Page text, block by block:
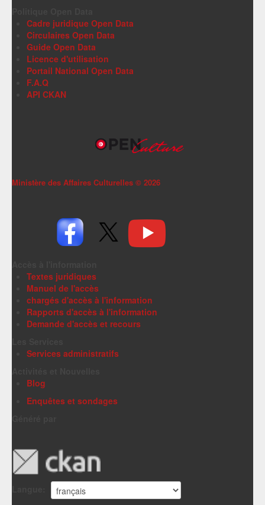
Cadre juridique Open Data
Circulaires Open Data
Guide Open Data
Licence d'utilisation
Portail National Open Data
F.A.Q
API CKAN
Ministère des Affaires Culturelles © 2026
Textes juridiques
Manuel de l'accès
chargés d'accès à l'information
Rapports d'accès à l'information
Demande d'accès et recours
Services administratifs
Blog
Enquêtes et sondages